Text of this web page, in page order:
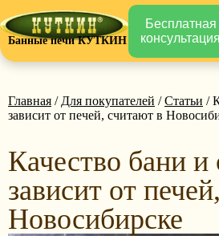
Банные печи КУТКИН
Бесплатная
консультация
Главная / Для покупателей /Статьи /
зависит от печей, считают в
Качество бани и
зависит от
Новосибирске